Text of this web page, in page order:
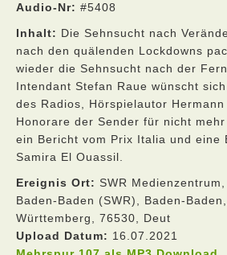
Audio-Nr: #5408
Inhalt: Die Sehnsucht nach
nach den quälenden Lockdowns
wieder die Sehnsucht nach der
Intendant Stefan Raue wünscht
des Radios, Hörspielautor
Honorare der Sender für nicht
ein Bericht vom Prix Italia und eine
Samira El Ouassil.
Ereignis Ort: SWR
Baden-Baden (SWR), Baden-
Württemberg, 76530, Deut
Upload Datum: 16.07.2021